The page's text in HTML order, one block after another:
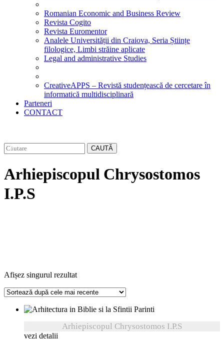
Romanian Economic and Business Review
Revista Cogito
Revista Euromentor
Analele Universității din Craiova, Seria Științe
filologice, Limbi străine aplicate
Legal and administrative Studies
CreativeAPPS – Revistă studențească de cercetare în
informatică multidisciplinară
Parteneri
CONTACT
CAUTĂ
Arhiepiscopul Chrysostomos
I.P.S
Afișez singurul rezultat
Arhiepiscopul Chrysostomos I.P.S
vezi detalii